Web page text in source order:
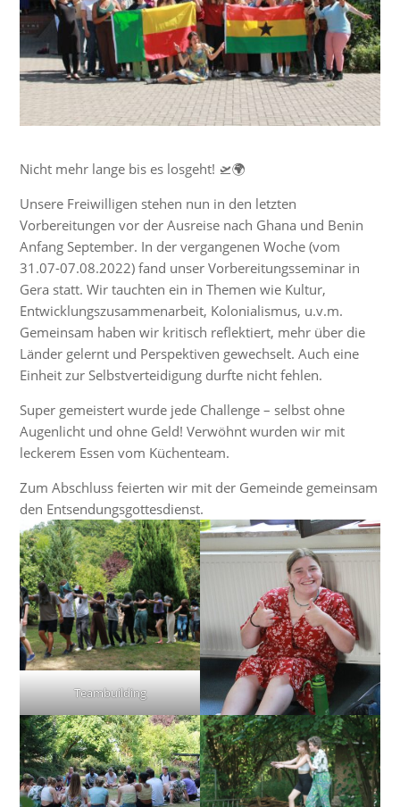
Nicht mehr lange bis es losgeht! 🛫🌍
Unsere Freiwilligen stehen nun in den letzten
Vorbereitungen vor der Ausreise nach Ghana und Benin
Anfang September. In der vergangenen Woche (vom
31.07-07.08.2022) fand unser Vorbereitungsseminar in
Gera statt. Wir tauchten ein in Themen wie Kultur,
Entwicklungszusammenarbeit, Kolonialismus, u.v.m.
Gemeinsam haben wir kritisch reflektiert, mehr über die
Länder gelernt und Perspektiven gewechselt. Auch eine
Einheit zur Selbstverteidigung durfte nicht fehlen.
Super gemeistert wurde jede Challenge – selbst ohne
Augenlicht und ohne Geld! Verwöhnt wurden wir mit
leckerem Essen vom Küchenteam.
Zum Abschluss feierten wir mit der Gemeinde gemeinsam
den Entsendungsgottesdienst.
Teambuilding